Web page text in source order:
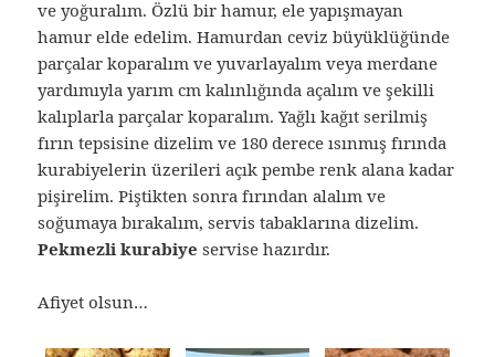
ve yoğuralım. Özlü bir hamur, ele yapışmayan
hamur elde edelim. Hamurdan ceviz büyüklüğünde
parçalar koparalım ve yuvarlayalım veya merdane
yardımıyla yarım cm kalınlığında açalım ve şekilli
kalıplarla parçalar koparalım. Yağlı kağıt serilmiş
fırın tepsisine dizelim ve 180 derece ısınmış fırında
kurabiyelerin üzerileri açık pembe renk alana kadar
pişirelim. Piştikten sonra fırından alalım ve
soğumaya bırakalım, servis tabaklarına dizelim.
Pekmezli kurabiye servise hazırdır.
Afiyet olsun…